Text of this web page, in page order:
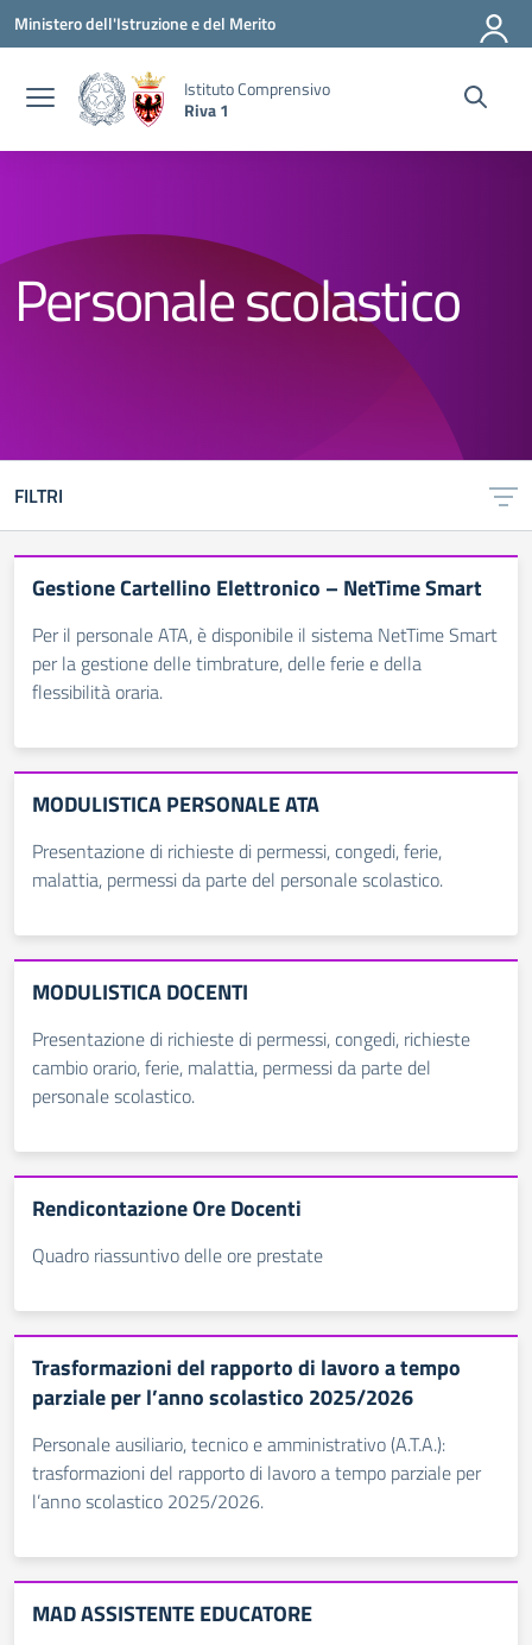
Vai ai contenuti
Vai al menu di navigazione
Vai al footer
Ministero dell'Istruzione e del Merito
Istituto Comprensivo
Riva 1
Personale scolastico
FILTRI
Gestione Cartellino Elettronico – NetTime Smart
Per il personale ATA, è disponibile il sistema NetTime Smart
per la gestione delle timbrature, delle ferie e della
flessibilità oraria.
MODULISTICA PERSONALE ATA
Presentazione di richieste di permessi, congedi, ferie,
malattia, permessi da parte del personale scolastico.
MODULISTICA DOCENTI
Presentazione di richieste di permessi, congedi, richieste
cambio orario, ferie, malattia, permessi da parte del
personale scolastico.
Rendicontazione Ore Docenti
Quadro riassuntivo delle ore prestate
Trasformazioni del rapporto di lavoro a tempo
parziale per l’anno scolastico 2025/2026
Personale ausiliario, tecnico e amministrativo (A.T.A.):
trasformazioni del rapporto di lavoro a tempo parziale per
l’anno scolastico 2025/2026.
MAD ASSISTENTE EDUCATORE